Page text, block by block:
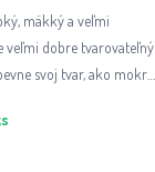
mäkký a veľmi
veľmi dobre tvarovateľný
svoj tvar, ako mokrý